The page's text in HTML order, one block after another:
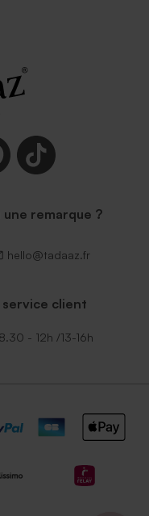
une remarque ?
hello@tadaaz.fr
client
- 12h /13-16h